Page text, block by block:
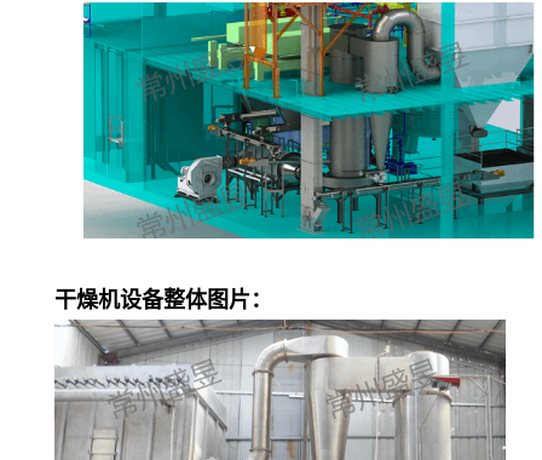
干燥机设备整体图片：